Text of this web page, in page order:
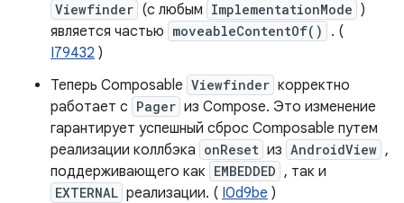
Viewfinder (с любым ImplementationMode )
является частью moveableContentOf()
. (
I79432 )
Теперь Composable Viewfinder корректно
работает с Pager из Compose. Это изменение
гарантирует успешный сброс Composable путем
реализации коллбэка onReset из AndroidView ,
поддерживающего как EMBEDDED , так и
EXTERNAL реализации. ( I0d9be )